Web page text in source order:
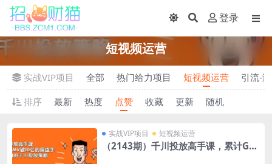
登录
短视频运营
实战VIP项目 全部 热门给力项目 短视频运营
引流-
排序
最新 热度 点赞 收藏 更新 随机
实战VIP项目 短视频运营
（2143期）千川投放高手课，累计GM